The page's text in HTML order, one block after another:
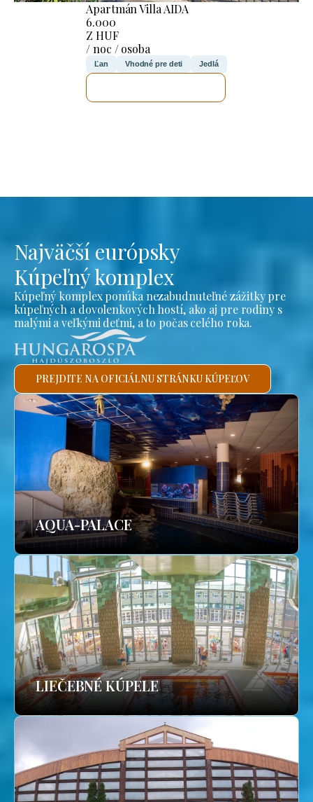
Apartmán Villa AIDA
6.000
Z HUF
/ noc / osoba
Ľan Vhodné pre deti Jedlá
Najväčší európsky
Kúpeľný komplex
Kúpeľný komplex ponúka nezabudnuteľné zážitky pre
kúpeľných a dovolenkových hostí, ako aj pre rodiny s
malými a veľkými deťmi, a to počas celého roka.
PREJDITE NA OFICIÁLNU STRÁNKU KÚPEĽOV
AQUA-PALACE
LIEČEBNÉ KÚPELE